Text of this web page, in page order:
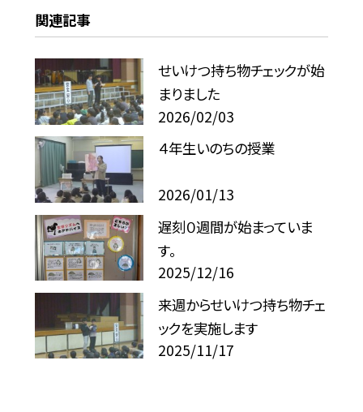
関連記事
せいけつ持ち物チェックが始
まりました
2026/02/03
４年生いのちの授業
2026/01/13
遅刻０週間が始まっていま
す。
2025/12/16
来週からせいけつ持ち物チェ
ックを実施します
2025/11/17